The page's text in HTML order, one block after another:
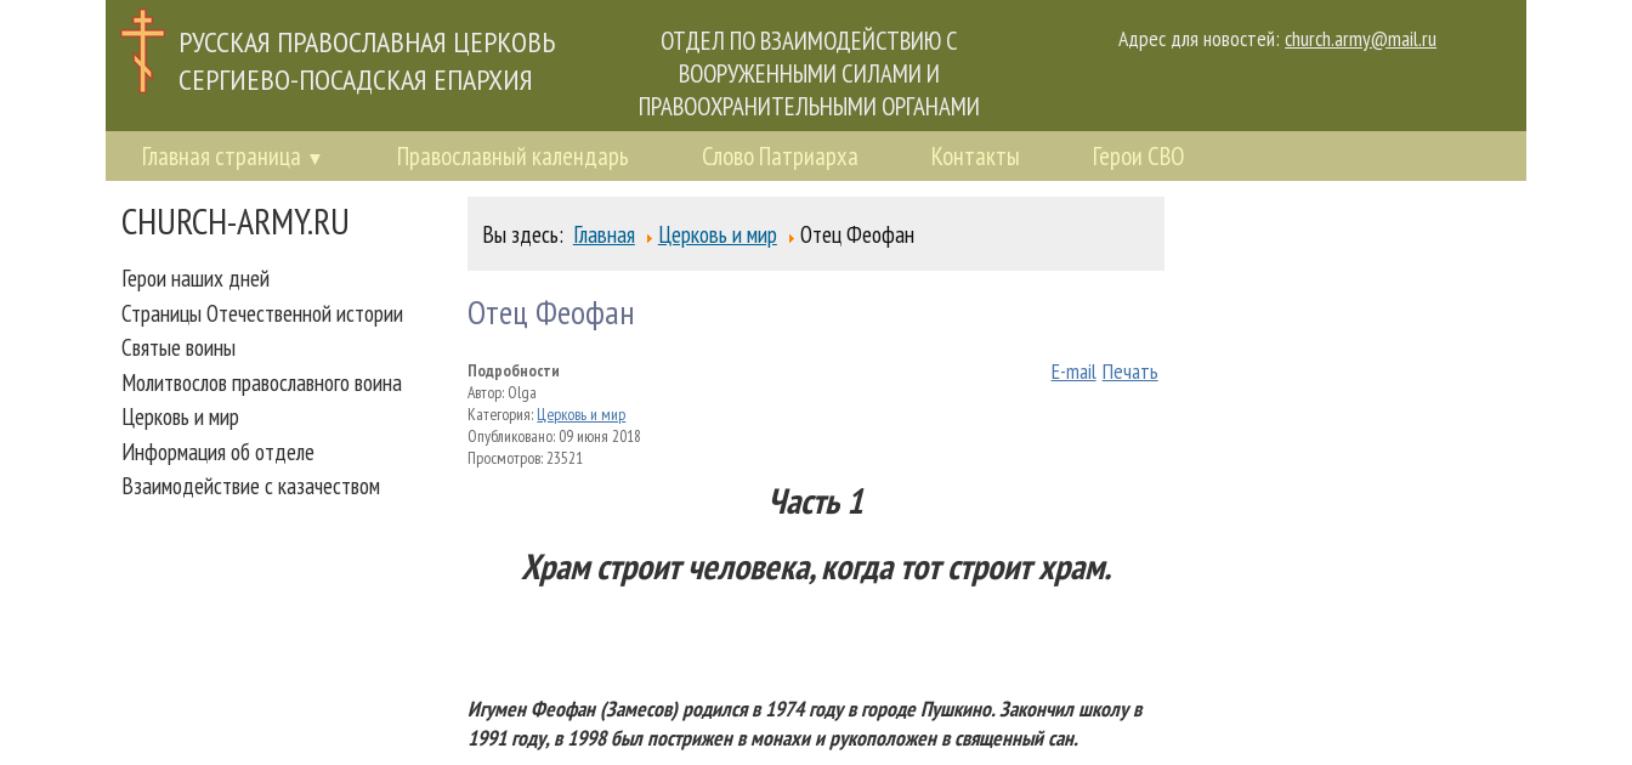
РУССКАЯ ПРАВОСЛАВНАЯ ЦЕРКОВЬ
СЕРГИЕВО-ПОСАДСКАЯ ЕПАРХИЯ
ОТДЕЛ ПО ВЗАИМОДЕЙСТВИЮ С
ВООРУЖЕННЫМИ СИЛАМИ И
ПРАВООХРАНИТЕЛЬНЫМИ ОРГАНАМИ
Адрес для новостей:church.army@mail.ru
Главная страница Православный календарь Слово Патриарха Контакты Герои СВО
CHURCH-ARMY.RU
Герои наших дней
Страницы Отечественной истории
Святые воины
Молитвослов православного воина
Церковь и мир
Информация об отделе
Взаимодействие с казачеством
Вы здесь: Главная Церковь и мир Отец Феофан
Отец Феофан
Печать
E-mail
Подробности
Автор: Olga
Категория: Церковь и мир
Опубликовано: 09 июня 2018
Просмотров: 23521
Часть 1
Храм строит человека, когда тот строит храм.
Игумен Феофан (Замесов) родился в 1974 году в городе Пушкино. Закончил школу в
1991 году, в 1998 был пострижен в монахи и рукоположен в священный сан.